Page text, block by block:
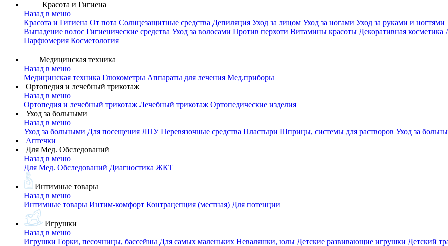
Красота и Гигиена
Назад в меню
Красота и Гигиена От пота Солнцезащитные средства Депиляция Уход за лицом Уход за ногами Уход за руками и ногтями
Выпадение волос Гигиенические средства Уход за волосами Против перхоти Витамины красоты Декоративная косметика
Парфюмерия Косметология
Медицинская техника
Назад в меню
Медицинская техника Глюкометры Аппараты для лечения Мед.приборы
Ортопедия и лечебный трикотаж
Назад в меню
Ортопедия и лечебный трикотаж Лечебный трикотаж Ортопедические изделия
Уход за больными
Назад в меню
Уход за больными Для посещения ЛПУ Перевязочные средства Пластыри Шприцы, системы для растворов Уход за
Аптечки
Для Мед. Обследований
Назад в меню
Для Мед. Обследований Диагностика ЖКТ
Интимные товары
Назад в меню
Интимные товары Интим-комфорт Контрацепция (местная) Для потенции
Игрушки
Назад в меню
Игрушки Горки, песочницы, бассейны Для самых маленьких Неваляшки, юлы Детские развивающие игрушки Детский